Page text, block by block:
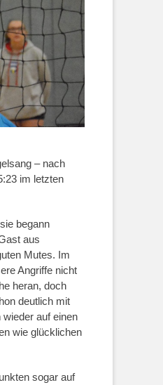
– nach
im letzten
begann
aus
Mutes. Im
Angriffe nicht
heran, doch
deutlich mit
auf einen
wie glücklichen
sogar auf